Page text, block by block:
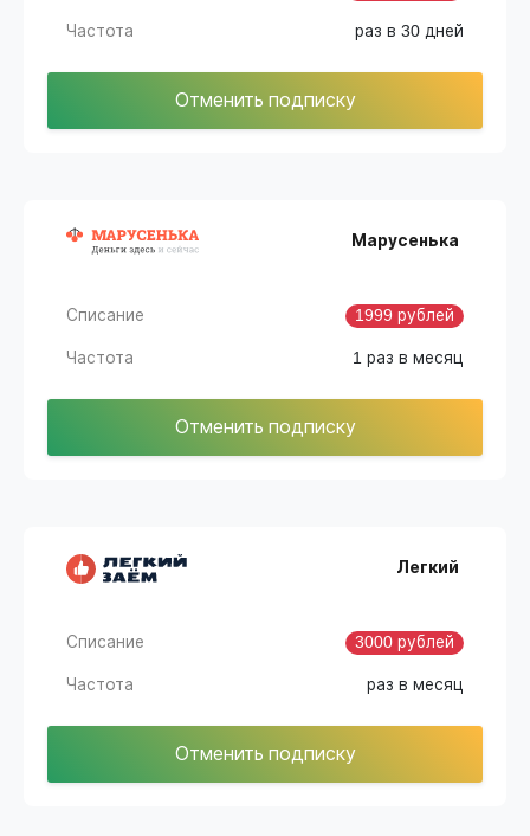
Частота раз в 30 дней
Отменить подписку
Марусенька
Списание 1999 рублей
Частота 1 раз в месяц
Отменить подписку
Легкий
Списание 3000 рублей
Частота раз в месяц
Отменить подписку